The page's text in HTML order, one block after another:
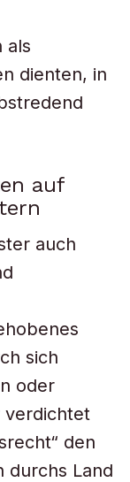
als
dienten, in
auf
auch
sich
oder
verdichtet
den
durchs Land